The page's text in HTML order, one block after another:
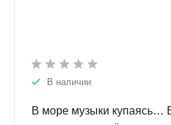
В наличии
В море музыки купаясь…